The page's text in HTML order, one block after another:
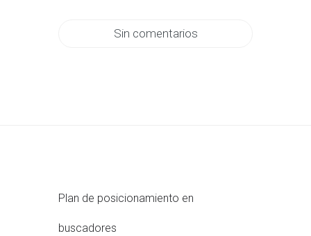
Sin comentarios
Plan de posicionamiento en
buscadores